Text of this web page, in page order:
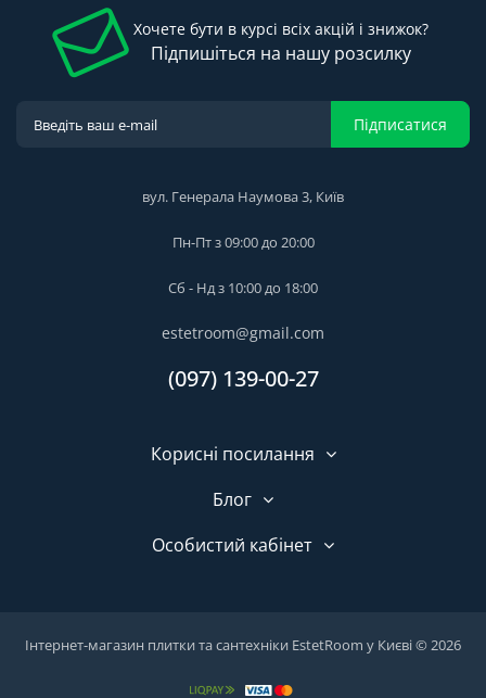
Хочете бути в курсі всіх акцій і знижок?
Підпишіться на нашу розсилку
Підписатися
вул. Генерала Наумова 3, Київ
Пн-Пт з 09:00 до 20:00
Сб - Нд з 10:00 до 18:00
estetroom@gmail.com
(097) 139-00-27
Корисні посилання
Блог
Особистий кабінет
Інтернет-магазин плитки та сантехніки EstetRoom у Києві © 2026